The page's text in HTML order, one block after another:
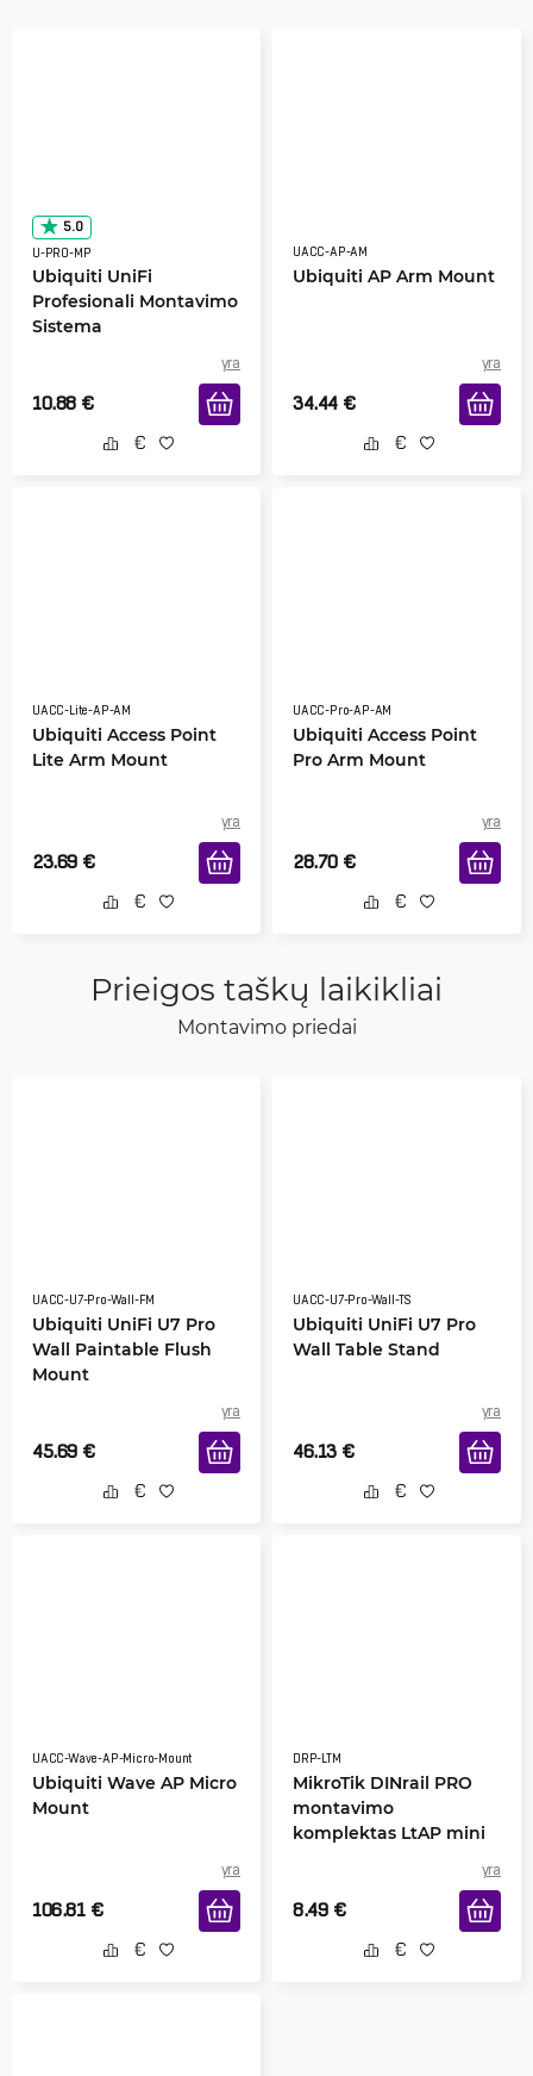
5.0
U-PRO-MP
Ubiquiti UniFi
Profesionali Montavimo
Sistema
yra
10.88 €
UACC-AP-AM
Ubiquiti AP Arm Mount
yra
34.44 €
UACC-Lite-AP-AM
Ubiquiti Access Point
Lite Arm Mount
yra
23.69 €
UACC-Pro-AP-AM
Ubiquiti Access Point
Pro Arm Mount
yra
28.70 €
Prieigos taškų laikikliai
Montavimo priedai
UACC-U7-Pro-Wall-FM
Ubiquiti UniFi U7 Pro
Wall Paintable Flush
Mount
yra
45.69 €
UACC-U7-Pro-Wall-TS
Ubiquiti UniFi U7 Pro
Wall Table Stand
yra
46.13 €
UACC-Wave-AP-Micro-Mount
Ubiquiti Wave AP Micro
Mount
yra
106.81 €
DRP-LTM
MikroTik DINrail PRO
montavimo
komplektas LtAP mini
yra
8.49 €